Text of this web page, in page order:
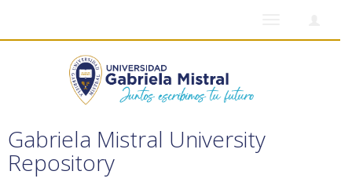
Gabriela Mistral University
Repository